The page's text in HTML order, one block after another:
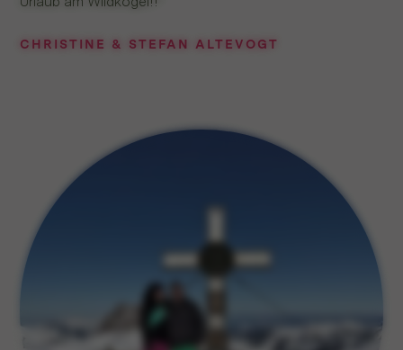
CHRISTINE & STEFAN ALTEVOGT